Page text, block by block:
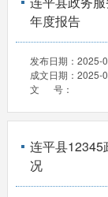
年度报告
发布日期： 2025-
成文日期： 2025-
文 号：
连平县12345
况